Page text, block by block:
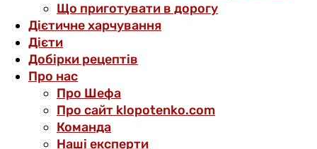
Що приготувати в дорогу
Дієтичне харчування
Дієти
Добірки рецептів
Про нас
Про Шефа
Про сайт klopotenko.com
Команда
Наші експерти